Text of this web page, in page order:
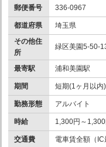
郵便番号 336-0967
都道府県
埼玉県
その他住
所
緑区美園5-50-
最寄駅 浦和美園駅
期間 短期(1ヶ月以内)
勤務形態 アルバイト
時給 1,300円～
交通費
電車賃全額（